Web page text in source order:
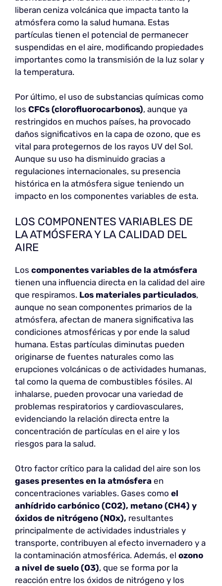
liberan ceniza volcánica que impacta tanto la
atmósfera como la salud humana. Estas
partículas tienen el potencial de permanecer
suspendidas en el aire, modificando propiedades
importantes como la transmisión de la luz solar y
la temperatura.
Por último, el uso de substancias químicas como
los CFCs (clorofluorocarbonos), aunque ya
restringidos en muchos países, ha provocado
daños significativos en la capa de ozono, que es
vital para protegernos de los rayos UV del Sol.
Aunque su uso ha disminuido gracias a
regulaciones internacionales, su presencia
histórica en la atmósfera sigue teniendo un
impacto en los componentes variables de esta.
LOS COMPONENTES VARIABLES DE
LA ATMÓSFERA Y LA CALIDAD DEL
AIRE
Los componentes variables de la atmósfera
tienen una influencia directa en la calidad del aire
que respiramos. Los materiales particulados,
aunque no sean componentes primarios de la
atmósfera, afectan de manera significativa las
condiciones atmosféricas y por ende la salud
humana. Estas partículas diminutas pueden
originarse de fuentes naturales como las
erupciones volcánicas o de actividades humanas,
tal como la quema de combustibles fósiles. Al
inhalarse, pueden provocar una variedad de
problemas respiratorios y cardiovasculares,
evidenciando la relación directa entre la
concentración de partículas en el aire y los
riesgos para la salud.
Otro factor crítico para la calidad del aire son los
gases presentes en la atmósfera en
concentraciones variables. Gases como el
anhídrido carbónico (CO2), metano (CH4) y
óxidos de nitrógeno (NOx), resultantes
principalmente de actividades industriales y
transporte, contribuyen al efecto invernadero y a
la contaminación atmosférica. Además, el ozono
a nivel de suelo (O3), que se forma por la
reacción entre los óxidos de nitrógeno y los